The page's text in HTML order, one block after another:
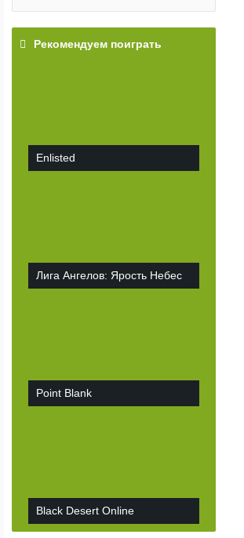
Рекомендуем поиграть
Enlisted
Лига Ангелов: Ярость Небес
Point Blank
Black Desert Online